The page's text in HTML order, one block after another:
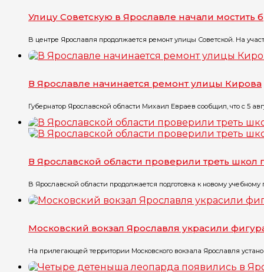
Улицу Советскую в Ярославле начали мостить
В центре Ярославля продолжается ремонт улицы Советской. На
В Ярославле начинается ремонт улицы Кирова
Губернатор Ярославской области Михаил Евраев сообщил, что с 5
В Ярославской области проверили треть
В Ярославской области продолжается подготовка к новому
Московский вокзал Ярославля украсили
На прилегающей территории Московского вокзала Ярославля